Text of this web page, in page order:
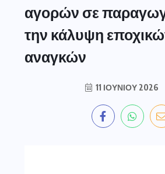
αγορών σε
την κάλυψη
αναγκών
11 ΙΟΥΝΊΟΥ 2026